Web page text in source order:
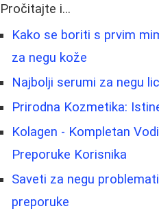
Pročitajte i...
Kako se boriti s prvim
za negu kože
Najbolji serumi za negu
Prirodna Kozmetika:
Kolagen - Kompletan
Preporuke Korisnika
Saveti za negu
preporuke